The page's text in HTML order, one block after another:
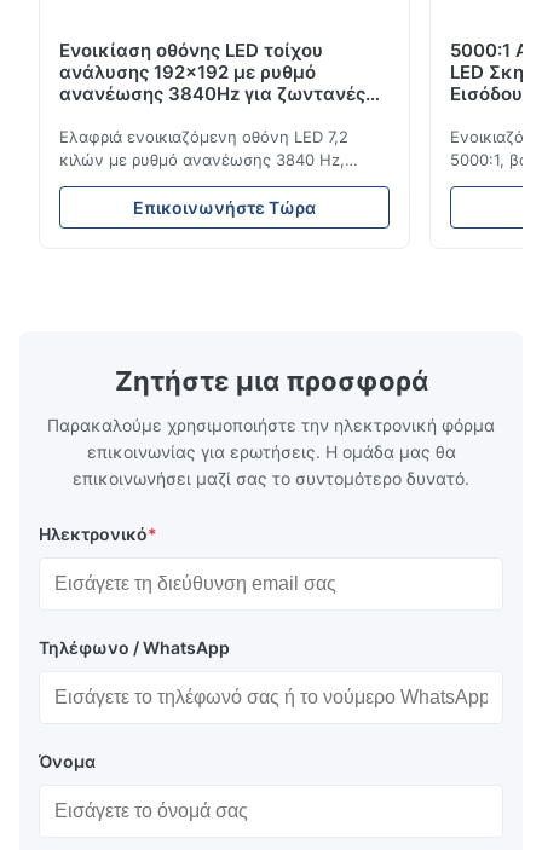
Ενοικίαση οθόνης LED τοίχου
ανάλυσης 192x192 με ρυθμό
ανανέωσης 3840Hz για ζωντανές
Ελαφριά ενοικιαζόμενη οθόνη LED 7,2
κιλών με ρυθμό ανανέωσης 3840 Hz,
φωτεινότητα 700 cd/m² και ανάλυση
192x192. Ιδανικό για ζωντανές εκδηλώσεις
με εύκολη εγκατάσταση και παγκόσμια
Επικοινωνήστε Τώρα
5000:1
LED
Εισόδου
5000:1,
ανανέωσης
Ζητήστε μια προσφορά
Παρακαλούμε χρησιμοποιήστε την ηλεκτρονική φόρμα
επικοινωνίας για ερωτήσεις. Η ομάδα μας θα
επικοινωνήσει μαζί σας το συντομότερο δυνατό.
Ηλεκτρονικό*
Τηλέφωνο / WhatsApp
Όνομα